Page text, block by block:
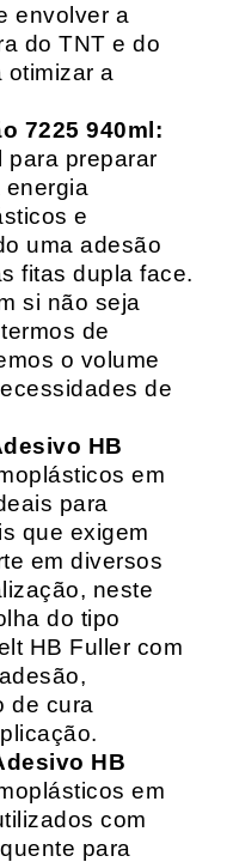
envolver a
do TNT e do
otimizar a
7225 940ml:
para preparar
e
uma adesão
fitas dupla face.
si não seja
de
o volume
de
HB
em
para
que exigem
em diversos
neste
do tipo
HB Fuller com
de cura
HB
em
com
para